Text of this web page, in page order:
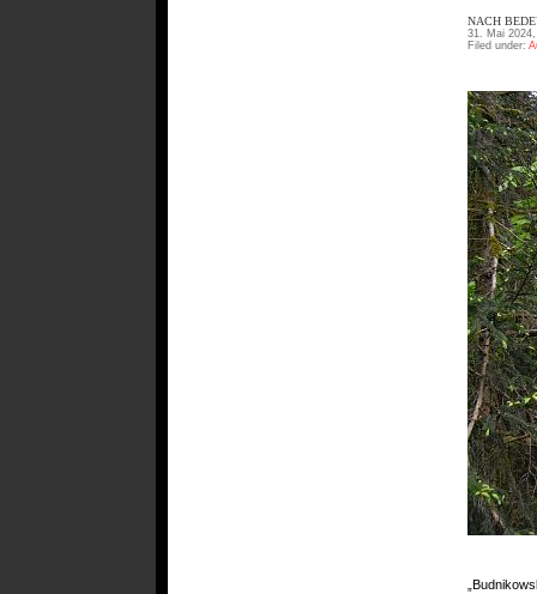
NACH
31. Mai
Filed under: